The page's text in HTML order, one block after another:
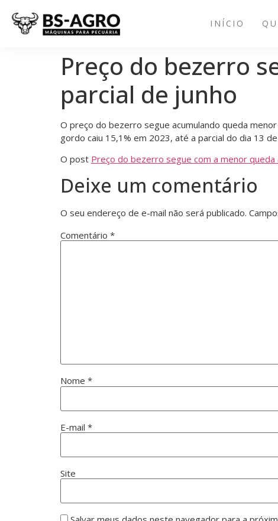
INÍCIO
Preço do bezerro
parcial de junho
O preço do bezerro segue acumulando queda
gordo caiu 15,1% em 2023, até a parcial do dia 13
O post Preço do bezerro segue com a menor queda
Deixe um comentário
O seu endereço de e-mail não será publicado.
Comentário *
Nome *
E-mail *
Site